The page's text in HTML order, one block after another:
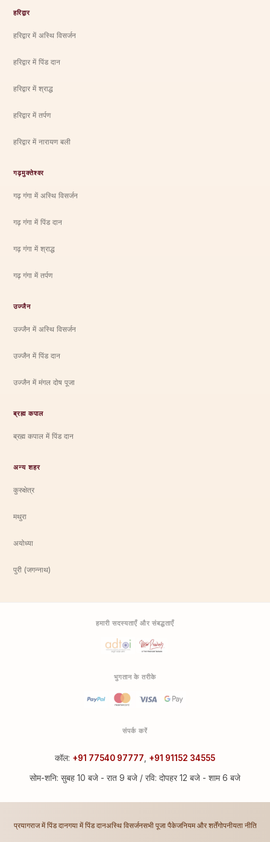
हरिद्वार
हरिद्वार में अस्थि विसर्जन
हरिद्वार में पिंड दान
हरिद्वार में श्राद्ध
हरिद्वार में तर्पण
हरिद्वार में नारायण बली
गढ़मुक्तेश्वर
गढ़ गंगा में अस्थि विसर्जन
गढ़ गंगा में पिंड दान
गढ़ गंगा में श्राद्ध
गढ़ गंगा में तर्पण
उज्जैन
उज्जैन में अस्थि विसर्जन
उज्जैन में पिंड दान
उज्जैन में मंगल दोष पूजा
ब्रह्म कपाल
ब्रह्म कपाल में पिंड दान
अन्य शहर
कुरुक्षेत्र
मथुरा
अयोध्या
पुरी (जगन्नाथ)
हमारी सदस्यताएँ और संबद्धताएँ
भुगतान के तरीके
संपर्क करें
कॉल: +91 77540 97777 +91 91152 34555
सोम-शनि: सुबह 10 बजे - रात 9 बजे / रवि: दोपहर 12 बजे - शाम 6 बजे
प्रयागराज में पिंड दानगया में पिंड दानअस्थि विसर्जनसभी पूजा पैकेजनियम और शर्तेंगोपनीयता नीति